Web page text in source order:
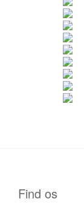
Find os